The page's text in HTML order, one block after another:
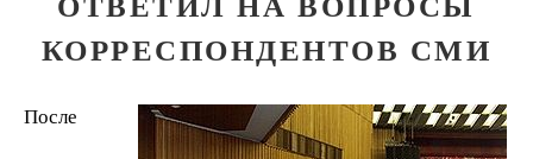
КОРРЕСПОНДЕНТОВ СМИ
После